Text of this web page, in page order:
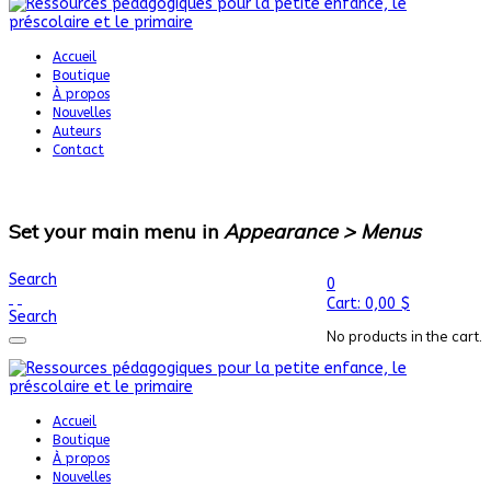
Accueil
Boutique
À propos
Nouvelles
Auteurs
Contact
Set your main menu in Appearance > Menus
0
Cart: 0,00 $
No products in the cart.
Search
Search
Accueil
Boutique
À propos
Nouvelles